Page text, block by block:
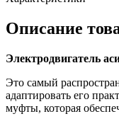
Описание
Электродвигатель
Это самый
адаптировать его
муфты, которая